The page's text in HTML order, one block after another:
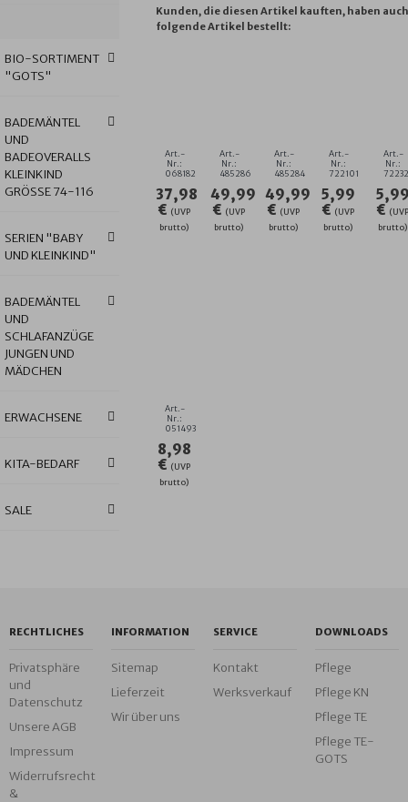
BIO-SORTIMENT
"GOTS"
BADEMÄNTEL
UND
BADEOVERALLS
KLEINKIND
GRÖSSE 74-116
SERIEN "BABY
UND KLEINKIND"
BADEMÄNTEL
UND
SCHLAFANZÜGE
JUNGEN UND
MÄDCHEN
ERWACHSENE
KITA-BEDARF
SALE
Kunden, die diesen Artikel kauften, haben auch
folgende Artikel bestellt:
140
X
140
CM
Art.-
Nr.:
068182
37,98
€ (UVP
brutto)
GRÖSSE 1
28-1
76
Art.-
Nr.:
485286
49,99
€ (UVP
brutto)
BLAU
GRÖSSE 1
40-1
76
Art.-
Nr.:
485284
49,99
€ (UVP
brutto)
30X50
CM
Art.-
Nr.:
722101
5,99
€ (UVP
brutto)
Art.-
Nr.:
€ (UVP
brutto)
KLETTLATZ
GR
30X45
CM
Art.-
Nr.:
051493
8,98
€ (UVP
brutto)
RECHTLICHES
Privatsphäre
und
Datenschutz
Unsere AGB
Impressum
Widerrufsrecht
&
INFORMATION
Sitemap
Lieferzeit
Wir über uns
SERVICE
Kontakt
Werksverkauf
DOWNLOADS
Pflege
Pflege KN
Pflege TE
Pflege TE-
GOTS